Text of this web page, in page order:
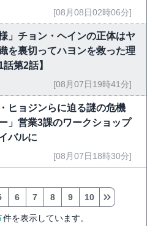
[08月08日02時06分]
」チョン・ヘインの正体はヤ
を裏切ってハヨンを救った理
第2話】
[08月07日19時41分]
ヒョジンらに迫る謎の危機
」営業3課のワークショップ
バルに
[08月07日18時30分]
件を表示しています。
6 7 8 9 10